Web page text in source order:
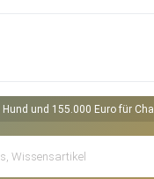
und 155.000 Euro für